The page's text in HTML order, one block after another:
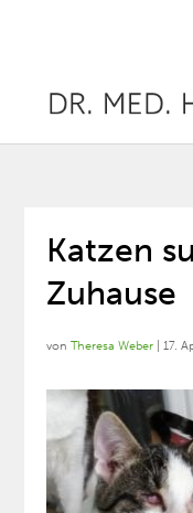
Katzen
Zuhause
vonTheresa Weber |17.